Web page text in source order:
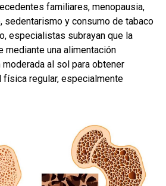
familiares, menopausia,
sedentarismo y consumo de tabaco
especialistas subrayan que la
una alimentación
al sol para obtener
física regular, especialmente